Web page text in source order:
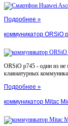
Подробнее »
коммуникатор ORSiO
ORSiO p745 - один из не
клавиатурных
Подробнее »
коммуникатор Mitac